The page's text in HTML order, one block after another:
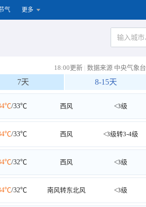
气 更多
18:00更新 | 数据来源 中央气象台
7天 8-15天
/33℃ 西风 <3级
/33℃ 西风 <3级转3-4级
/32℃ 西风 <3级
/32℃ 南风转东北风 <3级